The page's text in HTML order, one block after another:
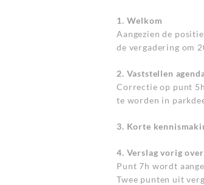
1. Welkom
Aangezien de
de vergadering om
2. Vaststellen
Correctie op punt
te worden in
3. Korte
4. Verslag vorig
Punt 7h wordt
Twee punten uit